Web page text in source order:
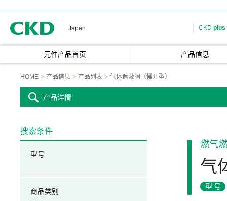
Japan CKD plus
元件产品首页 产品信息
HOME 产品信息 产品列表 气体遮蔽阀（慢开型）
产品详情
燃气
气
型号
搜索条件
型号
商品类别